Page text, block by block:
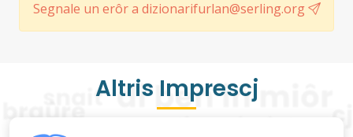
Segnale un erôr a dizionarifurlan@serling.org
Altris Imprescj